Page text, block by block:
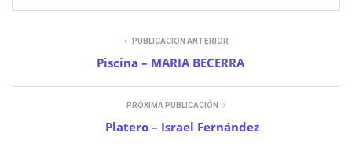
PUBLICACIÓN ANTERIOR
Piscina – MARIA BECERRA
PRÓXIMA PUBLICACIÓN
Platero – Israel Fernández